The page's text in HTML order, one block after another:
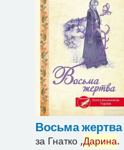
Восьма жертва
за Гнатко ,Дарина.